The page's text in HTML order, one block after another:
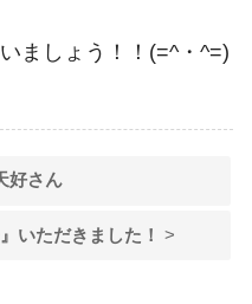
ましょう！！(=^・^=)
好さん
いただきました！ >